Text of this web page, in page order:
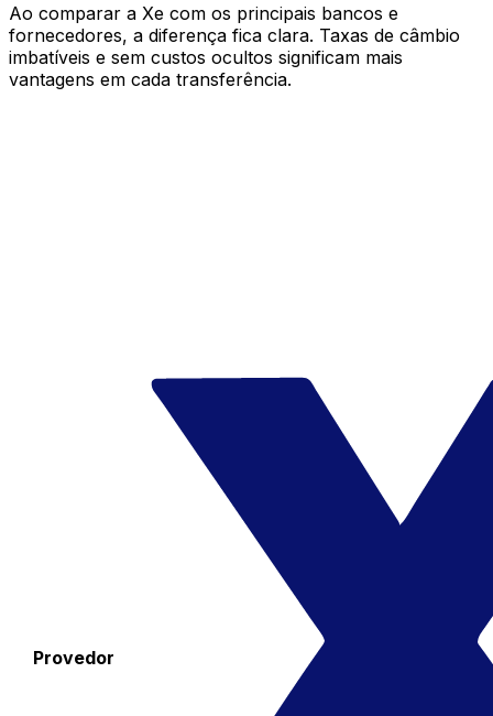
Ao comparar a Xe com os principais bancos e
fornecedores, a diferença fica clara. Taxas de câmbio
imbatíveis e sem custos ocultos significam mais
vantagens em cada transferência.
Provedor